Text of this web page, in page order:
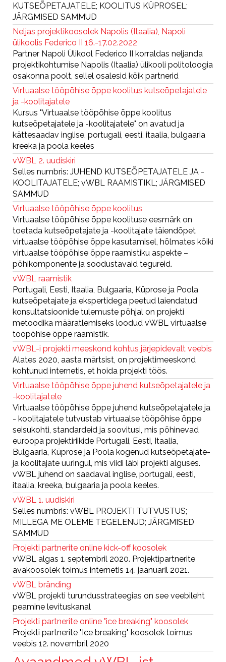
KUTSEÕPETAJATELE; KOOLITUS KÜPROSEL;
JÄRGMISED SAMMUD
Neljas projektikoosolek Napolis (Itaalia), Napoli
ülikoolis Federico II 16.-17.02.2022
Partner Napoli Ülikool Federico II korraldas neljanda
projektikohtumise Napolis (Itaalia) ülikooli politoloogia
osakonna poolt, sellel osalesid kõik partnerid
Virtuaalse tööpõhise õppe koolitus kutseõpetajatele
ja -koolitajatele
Kursus "Virtuaalse tööpõhise õppe koolitus
kutseõpetajatele ja -koolitajatele" on avatud ja
kättesaadav inglise, portugali, eesti, itaalia, bulgaaria
kreeka ja poola keeles
vWBL 2. uudiskiri
Selles numbris: JUHEND KUTSEÕPETAJATELE JA -
KOOLITAJATELE; vWBL RAAMISTIKL; JÄRGMISED
SAMMUD
Virtuaalse tööpõhise õppe koolitus
Virtuaalse tööpõhise õppe koolituse eesmärk on
toetada kutseõpetajate ja -koolitajate täiendõpet
virtuaalse tööpõhise õppe kasutamisel, hõlmates kõiki
virtuaalse tööpõhise õppe raamistiku aspekte –
põhikomponente ja soodustavaid tegureid.
vWBL raamistik
Portugali, Eesti, Itaalia, Bulgaaria, Küprose ja Poola
kutseõpetajate ja ekspertidega peetud laiendatud
konsultatsioonide tulemuste põhjal on projekti
metoodika määratlemiseks loodud vWBL virtuaalse
tööpõhise õppe raamistik.
vWBL-i projekti meeskond kohtus järjepidevalt veebis
Alates 2020, aasta märtsist, on projektimeeskond
kohtunud internetis, et hoida projekti töös.
Virtuaalse tööpõhise õppe juhend kutseõpetajatele ja
-koolitajatele
Virtuaalse tööpõhise õppe juhend kutseõpetajatele ja
- koolitajatele tutvustab virtuaalse tööpõhise õppe
seisukohti, standardeid ja soovitusi, mis põhinevad
euroopa projektiriikide Portugali, Eesti, Itaalia,
Bulgaaria, Küprose ja Poola kogenud kutseõpetajate-
ja koolitajate uuringul, mis viidi läbi projekti alguses.
vWBL juhend on saadaval inglise, portugali, eesti,
itaalia, kreeka, bulgaaria ja poola keeles.
vWBL 1. uudiskiri
Selles numbris: vWBL PROJEKTI TUTVUSTUS;
MILLEGA ME OLEME TEGELENUD; JÄRGMISED
SAMMUD
Projekti partnerite online kick-off koosolek
vWBL algas 1. septembril 2020. Projektipartnerite
avakoosolek toimus internetis 14. jaanuaril 2021.
vWBL bränding
vWBL projekti turundusstrateegias on see veebileht
peamine levituskanal
Projekti partnerite online "ice breaking" koosolek
Projekti partnerite "Ice breaking" koosolek toimus
veebis 12. novembril 2020